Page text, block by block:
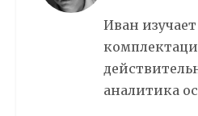
Иван
аналитика